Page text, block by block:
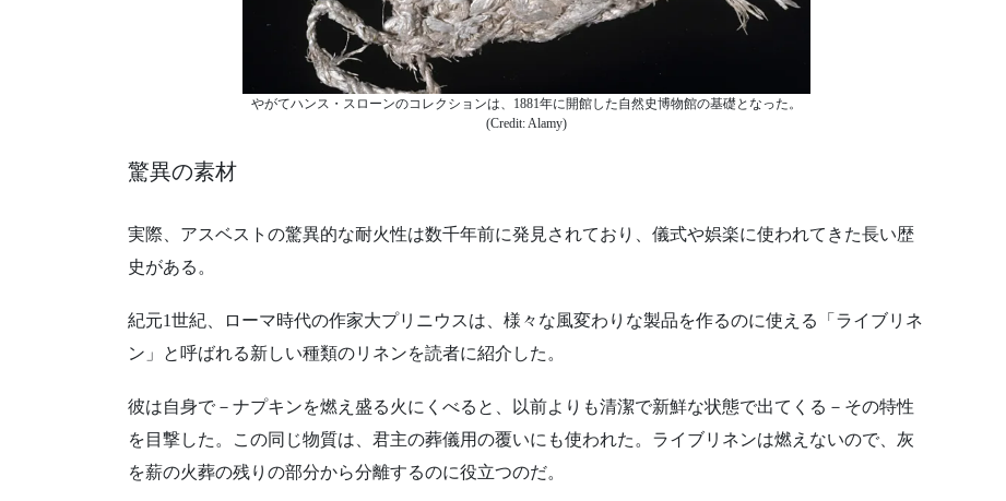
やがてハンス・スローンのコレクションは、1881年に開館した自然史博物館の基礎となった。
(Credit: Alamy)
驚異の素材
実際、アスベストの驚異的な耐火性は数千年前に発見されており、儀式や娯楽に使われてきた長い歴
史がある。
紀元1世紀、ローマ時代の作家大プリニウスは、様々な風変わりな製品を作るのに使える「ライブリネ
ン」と呼ばれる新しい種類のリネンを読者に紹介した。
彼は自身で－ナプキンを燃え盛る火にくべると、以前よりも清潔で新鮮な状態で出てくる－その特性
を目撃した。この同じ物質は、君主の葬儀用の覆いにも使われた。ライブリネンは燃えないので、灰
を薪の火葬の残りの部分から分離するのに役立つのだ。